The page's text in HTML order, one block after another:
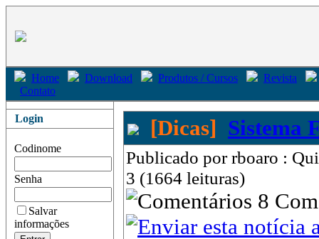
Home Download Produtos / Cursos
Revista
Contato
Login
Codinome
Senha
Salvar
informações
[Dicas] Sistema
Publicado por rboaro :
3 (1664 leituras)
8